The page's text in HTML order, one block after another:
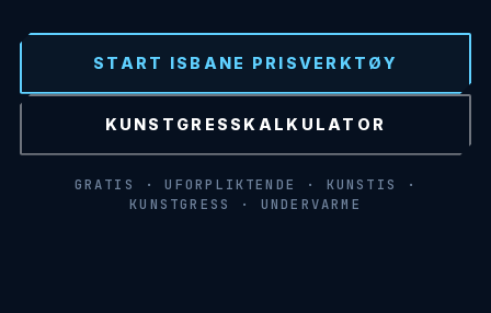
START ISBANE PRISVERKTØY
KUNSTGRESSKALKULATOR
GRATIS · UFORPLIKTENDE · KUNSTIS ·
KUNSTGRESS · UNDERVARME